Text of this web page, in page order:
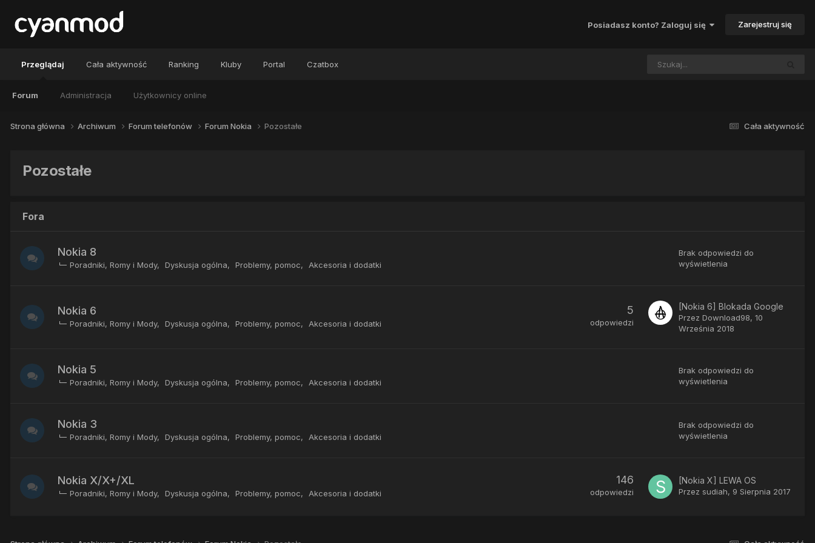
Posiadasz konto? Zaloguj się Zarejestruj się
Przeglądaj
Forum Administracja Użytkownicy online
Cała aktywność Ranking Kluby Portal Czatbox
Cała aktywność
Strona główna Archiwum Forum telefonów Forum Nokia Pozostałe
Pozostałe
Fora
Nokia 8
Poradniki, Romy i Mody Dyskusja ogólna Problemy, pomoc Akcesoria i dodatki
Brak odpowiedzi do
wyświetlenia
Nokia 6
Poradniki, Romy i Mody Dyskusja ogólna Problemy, pomoc Akcesoria i dodatki
5
odpowiedzi
[Nokia 6] Blokada Google
Przez Download98, 10
Września 2018
Nokia 5
Poradniki, Romy i Mody Dyskusja ogólna Problemy, pomoc Akcesoria i dodatki
Brak odpowiedzi do
wyświetlenia
Nokia 3
Poradniki, Romy i Mody Dyskusja ogólna Problemy, pomoc Akcesoria i dodatki
Brak odpowiedzi do
wyświetlenia
Nokia X/X+/XL
Poradniki, Romy i Mody Dyskusja ogólna Problemy, pomoc Akcesoria i dodatki
146
odpowiedzi
[Nokia X] LEWA OS
Przez sudiah, 9 Sierpnia 2017